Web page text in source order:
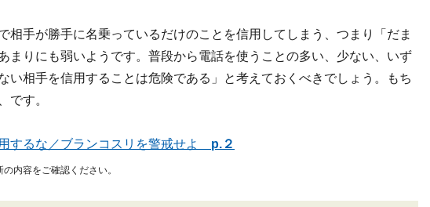
相手が勝手に名乗っているだけのことを信用してしまう、つまり「だま
まりにも弱いようです。普段から電話を使うことの多い、少ない、いず
い相手を信用することは危険である」と考えておくべきでしょう。もち
です。
するな／ブランコスリを警戒せよ p.２
内容をご確認ください。